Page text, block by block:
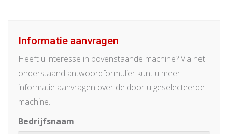
Informatie aanvragen
Heeft u interesse in bovenstaande machine? Via het
onderstaand antwoordformulier kunt u meer
informatie aanvragen over de door u geselecteerde
machine.
Bedrijfsnaam